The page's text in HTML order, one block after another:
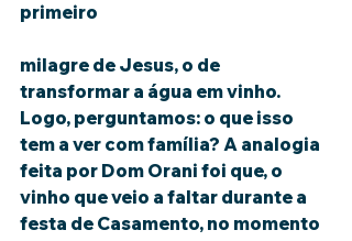
primeiro
milagre de Jesus, o de
transformar a água em vinho.
Logo, perguntamos: o que isso
tem a ver com família? A analogia
feita por Dom Orani foi que, o
vinho que veio a faltar durante a
festa de Casamento, no momento